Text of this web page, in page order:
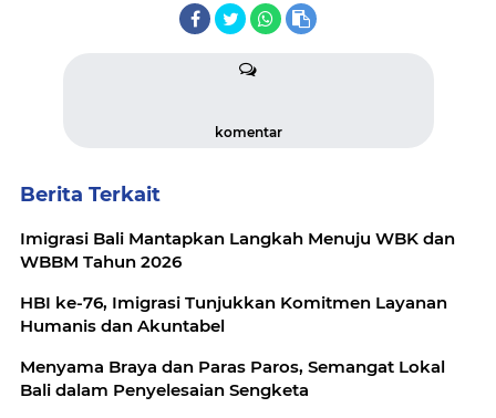
komentar
Berita Terkait
Imigrasi Bali Mantapkan Langkah Menuju WBK dan
WBBM Tahun 2026
HBI ke-76, Imigrasi Tunjukkan Komitmen Layanan
Humanis dan Akuntabel
Menyama Braya dan Paras Paros, Semangat Lokal
Bali dalam Penyelesaian Sengketa